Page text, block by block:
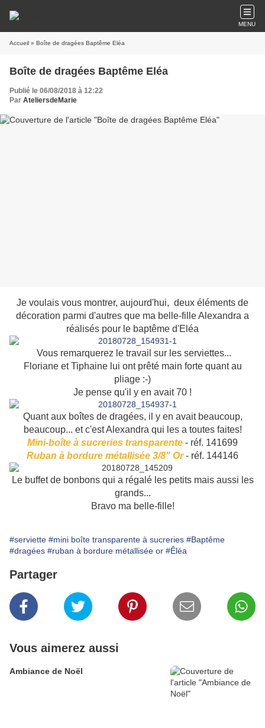
MENU
Accueil » Boîte de dragées Baptême Eléa
Boîte de dragées Baptême Eléa
Publié le 06/08/2018 à 12:22
Par AteliersdeMarie
Je voulais vous montrer, aujourd'hui, deux éléments de
décoration parmi d'autres que ma belle-fille Alexandra a
réalisés pour le baptême d'Eléa
Vous remarquerez le travail sur les serviettes...
Floriane et Tiphaine lui ont prêté main forte quant au
pliage :-)
Je pense qu'il y en avait 70 !
Quant aux boîtes de dragées, il y en avait beaucoup,
beaucoup... et c'est Alexandra qui les a toutes faites!
Mini-boîte à sucreries transparente - réf. 141699
Ruban à bordure métallisée 3/8" Or- réf. 144146
Le buffet de bonbons qui a régalé les petits mais aussi les
grands...
Bravo ma belle-fille!
#serviette #mini boîte transparente à sucreries #Baptême
#dragées #ruban à bordure métallisée or #Êléa
Partager
Vous aimerez aussi
Ambiance de Noël